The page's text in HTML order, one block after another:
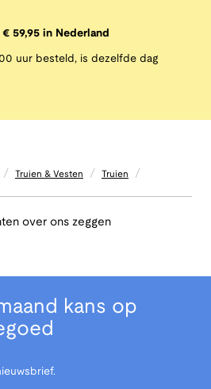
59,95 in Nederland
uur besteld, is dezelfde dag
/ Truien & Vesten / Truien /
over ons zeggen
kans op